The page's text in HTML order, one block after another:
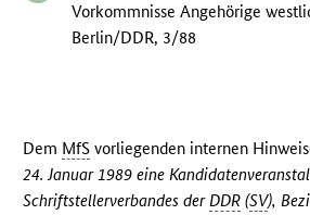
Vorkommnisse Angehörige
Berlin/DDR, 3/88
Dem MfS vorliegenden internen
24. Januar 1989 eine
Schriftstellerverbandes derDDR (SV),